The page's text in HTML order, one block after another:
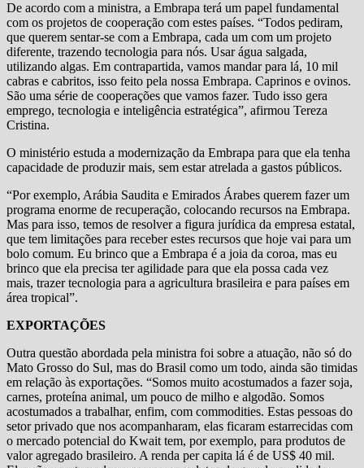
De acordo com a ministra, a Embrapa terá um papel fundamental
com os projetos de cooperação com estes países. “Todos pediram,
que querem sentar-se com a Embrapa, cada um com um projeto
diferente, trazendo tecnologia para nós. Usar água salgada,
utilizando algas. Em contrapartida, vamos mandar para lá, 10 mil
cabras e cabritos, isso feito pela nossa Embrapa. Caprinos e ovinos.
São uma série de cooperações que vamos fazer. Tudo isso gera
emprego, tecnologia e inteligência estratégica”, afirmou Tereza
Cristina.
O ministério estuda a modernização da Embrapa para que ela tenha
capacidade de produzir mais, sem estar atrelada a gastos públicos.
“Por exemplo, Arábia Saudita e Emirados Árabes querem fazer um
programa enorme de recuperação, colocando recursos na Embrapa.
Mas para isso, temos de resolver a figura jurídica da empresa estatal,
que tem limitações para receber estes recursos que hoje vai para um
bolo comum. Eu brinco que a Embrapa é a joia da coroa, mas eu
brinco que ela precisa ter agilidade para que ela possa cada vez
mais, trazer tecnologia para a agricultura brasileira e para países em
área tropical”.
EXPORTAÇÕES
Outra questão abordada pela ministra foi sobre a atuação, não só do
Mato Grosso do Sul, mas do Brasil como um todo, ainda são timidas
em relação às exportações. “Somos muito acostumados a fazer soja,
carnes, proteína animal, um pouco de milho e algodão. Somos
acostumados a trabalhar, enfim, com commodities. Estas pessoas do
setor privado que nos acompanharam, elas ficaram estarrecidas com
o mercado potencial do Kwait tem, por exemplo, para produtos de
valor agregado brasileiro. A renda per capita lá é de US$ 40 mil.